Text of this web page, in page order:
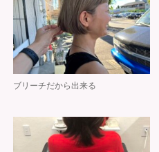
ブリーチだから出来る